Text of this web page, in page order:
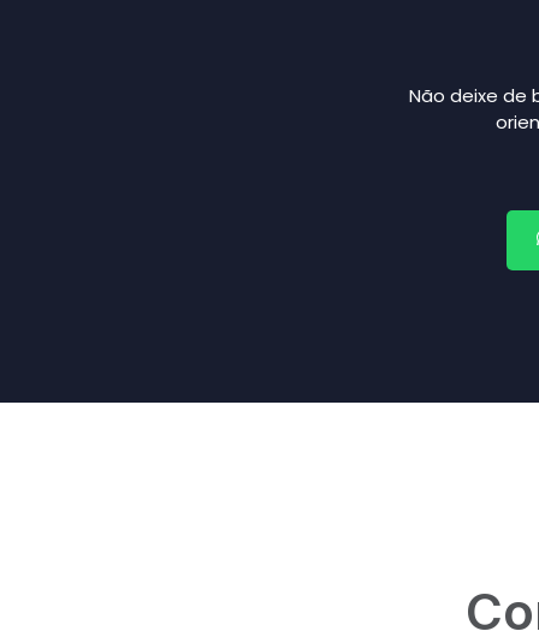
Não deixe de